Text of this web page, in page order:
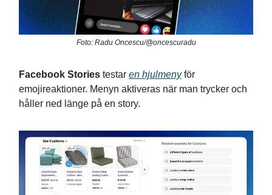
Foto: Radu Oncescu/@oncescuradu
Facebook Stories testar en hjulmenyför
emojireaktioner. Menyn aktiveras när man trycker och
håller ned länge på en story.